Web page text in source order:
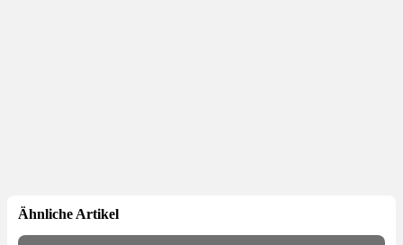
Ähnliche Artikel